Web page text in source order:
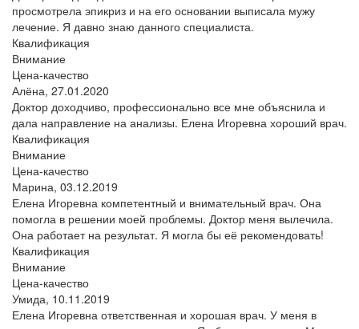
просмотрела эпикриз и на его основании выписала мужу
лечение. Я давно знаю данного специалиста.
Квалификация
Внимание
Цена-качество
Алёна, 27.01.2020
Доктор доходчиво, профессионально все мне объяснила и
дала направление на анализы. Елена Игоревна хороший врач.
Квалификация
Внимание
Цена-качество
Марина, 03.12.2019
Елена Игоревна компетентный и внимательный врач. Она
помогла в решении моей проблемы. Доктор меня вылечила.
Она работает на результат. Я могла бы её рекомендовать!
Квалификация
Внимание
Цена-качество
Умида, 10.11.2019
Елена Игоревна ответственная и хорошая врач. У меня в